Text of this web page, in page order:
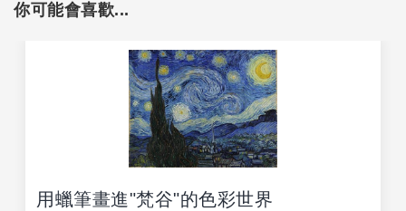
你可能會喜歡...
用蠟筆畫進"梵谷"的色彩世界